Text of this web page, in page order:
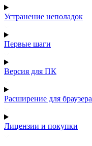
Устранение неполадок
Первые шаги
Версия для ПК
Расширение для браузера
Лицензии и покупки